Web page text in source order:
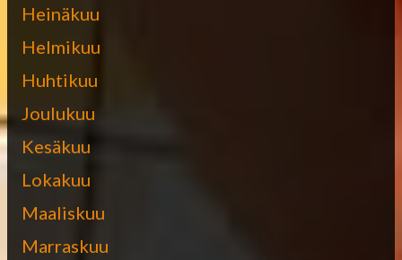
Heinäkuu
Helmikuu
Huhtikuu
Joulukuu
Kesäkuu
Lokakuu
Maaliskuu
Marraskuu